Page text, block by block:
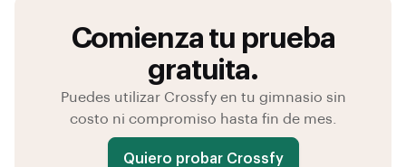
Comienza tu prueba
gratuita.
Puedes utilizar Crossfy en tu gimnasio sin
costo ni compromiso hasta fin de mes.
Quiero probar Crossfy